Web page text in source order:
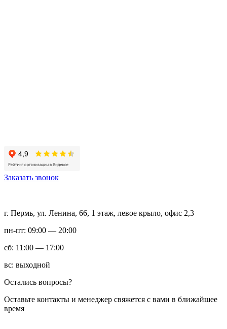
Заказать звонок
г. Пермь, ул. Ленина, 66, 1 этаж, левое крыло, офис 2,3
пн-пт: 09:00 — 20:00
сб: 11:00 — 17:00
вс: выходной
Остались вопросы?
Оставьте контакты и менеджер свяжется с вами в ближайшее
время